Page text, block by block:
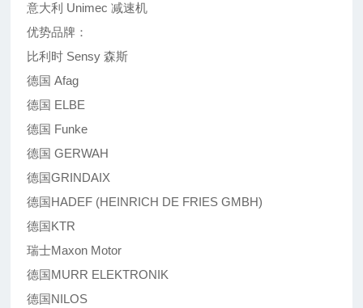
意大利 Unimec 减速机
优势品牌：
比利时 Sensy 森斯
德国 Afag
德国 ELBE
德国 Funke
德国 GERWAH
德国GRINDAIX
德国HADEF (HEINRICH DE FRIES GMBH)
德国KTR
瑞士Maxon Motor
德国MURR ELEKTRONIK
德国NILOS